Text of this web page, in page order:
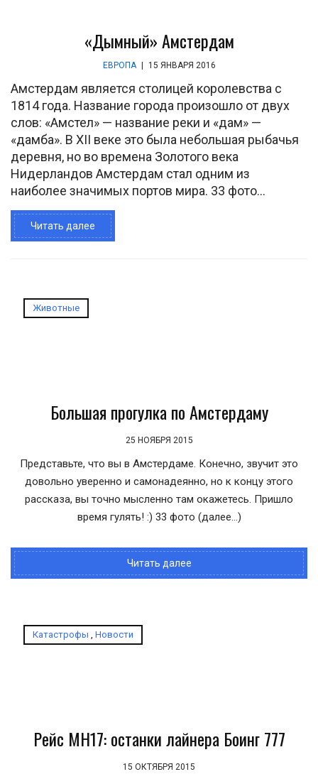
«Дымный» Амстердам
ЕВРОПА | 15 ЯНВАРЯ 2016
Амстердам является столицей королевства с
1814 года. Название города произошло от двух
слов: «Амстел» — название реки и «дам» —
«дамба». В XII веке это была небольшая рыбачья
деревня, но во времена Золотого века
Нидерландов Амстердам стал одним из
наиболее значимых портов мира. 33 фото...
Читать далее
Животные
Большая прогулка по Амстердаму
25 НОЯБРЯ 2015
Представьте, что вы в Амстердаме. Конечно, звучит это
довольно уверенно и самонадеянно, но к концу этого
рассказа, вы точно мысленно там окажетесь. Пришло
время гулять! :) 33 фото (далее…)
Читать далее
Катастрофы Новости
Рейс MH17: останки лайнера Боинг 777
15 ОКТЯБРЯ 2015